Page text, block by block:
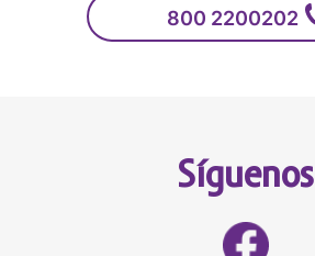
800 2200202
Síguenos